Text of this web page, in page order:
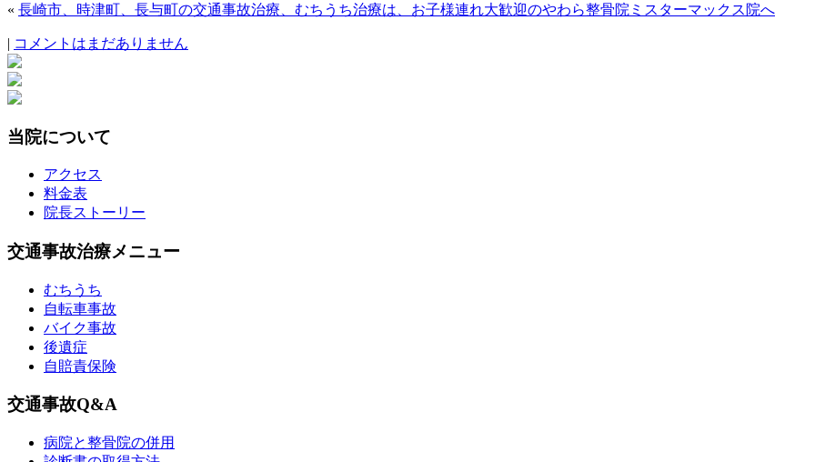
« 長崎市、時津町、長与町の交通事故治療、むちうち治療は、お子様連れ大歓迎のやわら整骨院ミスターマックス院へ
| コメントはまだありません
当院について
アクセス
料金表
院長ストーリー
交通事故治療メニュー
むちうち
自転車事故
バイク事故
後遺症
自賠責保険
交通事故Q&A
病院と整骨院の併用